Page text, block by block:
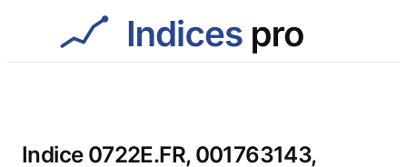
Indice 0722E.FR, 001763143,